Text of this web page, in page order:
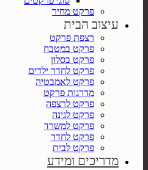
פרקט מחיר
עיצוב הבית
רצפת פרקט
פרקט במטבח
פרקט בסלון
פרקט לחדר ילדים
פרקט לאמבטיה
מדרגות פרקט
פרקט לרצפה
פרקט לגינה
פרקט למשרד
פרקט לחדר
פרקט לבית
מדריכים ומידע